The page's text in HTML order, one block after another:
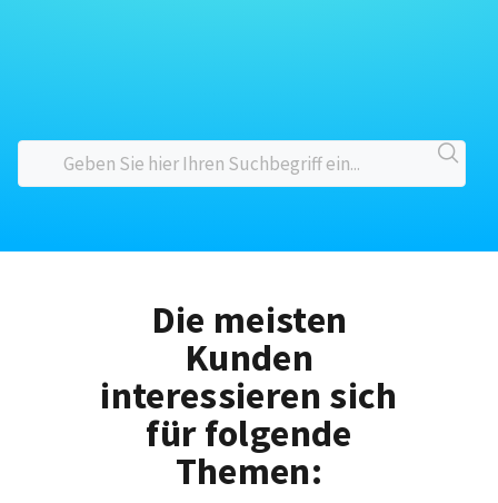
Die meisten
Kunden
interessieren sich
für folgende
Themen: